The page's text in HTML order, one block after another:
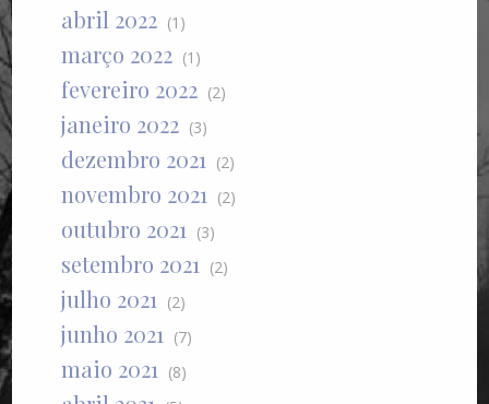
abril 2022 (1)
março 2022 (1)
fevereiro 2022 (2)
janeiro 2022 (3)
dezembro 2021 (2)
novembro 2021 (2)
outubro 2021 (3)
setembro 2021 (2)
julho 2021 (2)
junho 2021 (7)
maio 2021 (8)